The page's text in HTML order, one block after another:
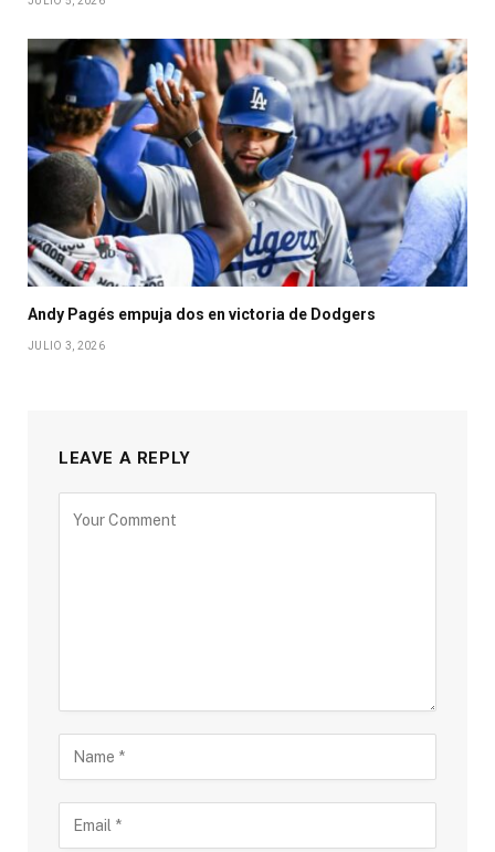
Andy Pagés empuja dos en victoria de Dodgers
JULIO 3, 2026
LEAVE A REPLY